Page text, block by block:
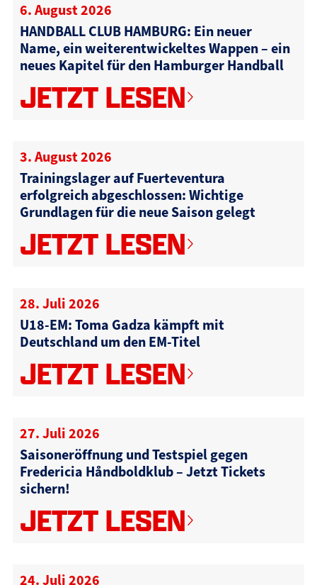
6. August 2026
HANDBALL CLUB HAMBURG: Ein neuer
Name, ein weiterentwickeltes Wappen – ein
neues Kapitel für den Hamburger Handball
JETZT LESEN
3. August 2026
Trainingslager auf Fuerteventura
erfolgreich abgeschlossen: Wichtige
Grundlagen für die neue Saison gelegt
JETZT LESEN
28. Juli 2026
U18-EM: Toma Gadza kämpft mit
Deutschland um den EM-Titel
JETZT LESEN
27. Juli 2026
Saisoneröffnung und Testspiel gegen
Fredericia Håndboldklub – Jetzt Tickets
sichern!
JETZT LESEN
24. Juli 2026